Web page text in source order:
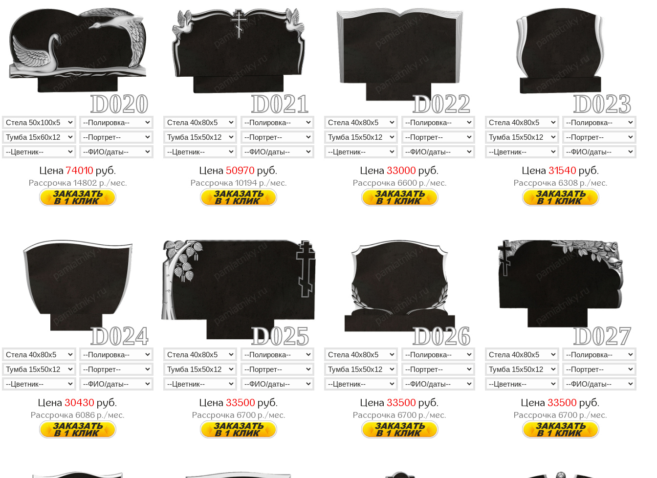
D020
Цена 74010 руб.
Рассрочка 14802 р./мес.
D021
Цена 50970 руб.
Рассрочка 10194р./мес.
D022
Цена 33000 руб.
Рассрочка 6600р./мес.
D023
Цена 31540 руб.
Рассрочка 6308р./мес.
D024
Цена 30430 руб.
Рассрочка 6086 р./мес.
D025
Цена 33500 руб.
Рассрочка 6700р./мес.
D026
Цена 33500 руб.
Рассрочка 6700 р./мес.
D027
Цена 33500 руб.
Рассрочка 6700 р./мес.